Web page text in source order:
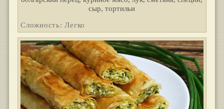
сыр, тортильи
Сложность: Легко